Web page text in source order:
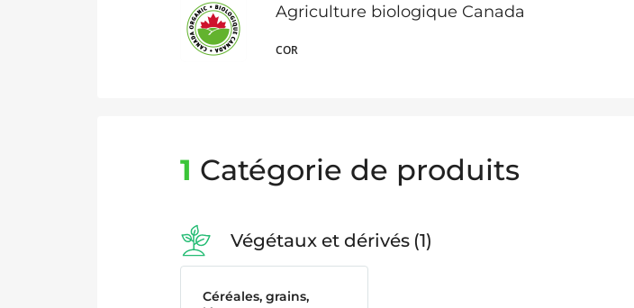
Agriculture biologique Canada
COR
1 Catégorie de produits
Végétaux et dérivés 1
Céréales, grains,